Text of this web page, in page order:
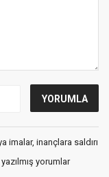
imalar, inançlara saldırı
yorumlar